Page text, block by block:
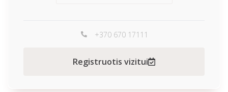
+370 670 17111
Registruotis vizitui